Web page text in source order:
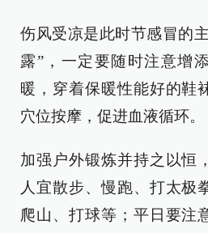
伤风受凉是此时节感冒的
露”，一定要随时注意增
暖，穿着保暖性能好的鞋
穴位按摩，促进血液循环。
加强户外锻炼并持之以恒
人宜散步、慢跑、打太极
爬山、打球等；平日要注